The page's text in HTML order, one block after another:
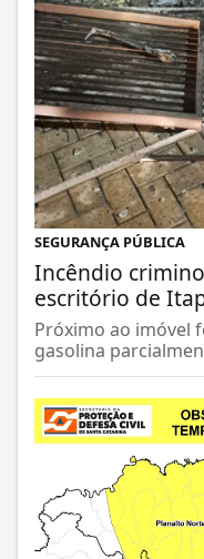
SEGURANÇA PÚBLICA
Incêndio
escritório de
Próximo ao imóvel
gasolina